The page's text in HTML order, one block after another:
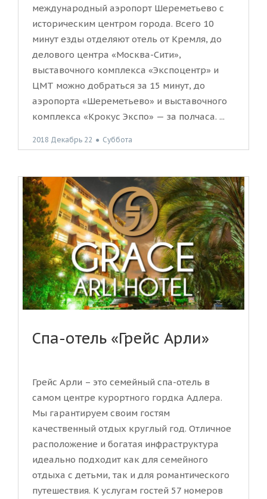
международный аэропорт Шереметьево с
историческим центром города. Всего 10
минут езды отделяют отель от Кремля, до
делового центра «Москва-Сити»,
выставочного комплекса «Экспоцентр» и
ЦМТ можно добраться за 15 минут, до
аэропорта «Шереметьево» и выставочного
комплекса «Крокус Экспо» — за полчаса. ...
2018 Декабрь 22 ● Суббота
Спа-отель «Грейс Арли»
Грейс Арли – это семейный спа-отель в
самом центре курортного гордка Адлера.
Мы гарантируем своим гостям
качественный отдых круглый год. Отличное
расположение и богатая инфраструктура
идеально подходит как для семейного
отдыха с детьми, так и для романтического
путешествия. К услугам гостей 57 номеров